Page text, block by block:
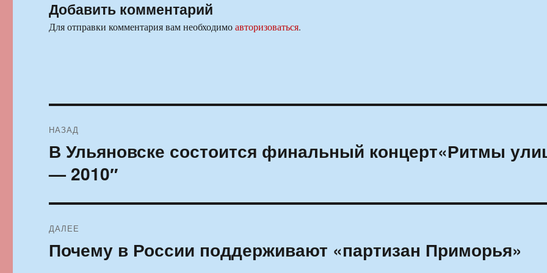
Добавить комментарий
Для отправки комментария вам необходимоавторизоваться.
по
записям
НАЗАД
Предыдущая
запись:
В Ульяновске состоится финальный концерт«Ритмы
— 2010″
ДАЛЕЕ
Следующая
Почему в России поддерживают «партизан Приморья»